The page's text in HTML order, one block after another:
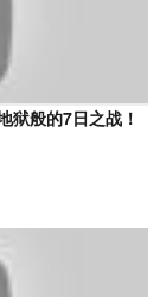
狱般的7日之战！